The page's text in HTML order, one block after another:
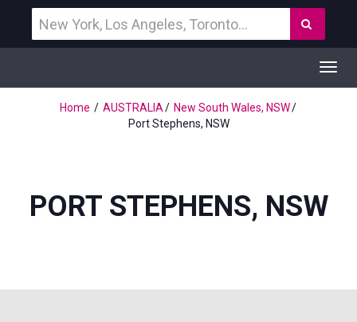
een
bestemming
Home
AUSTRALIA
New South Wales, NSW
Port Stephens, NSW
PORT STEPHENS, NSW